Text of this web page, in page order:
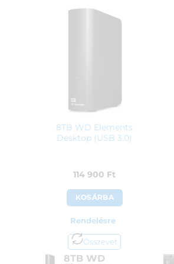
8TB WD Elements
Desktop (USB 3.0)
114 900 Ft
KOSÁRBA
Rendelésre
Összevet
8TB WD